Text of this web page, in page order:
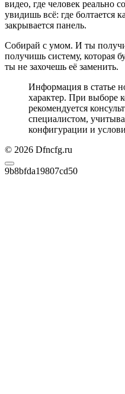
видео, где человек реально
увидишь всё: где болтается
закрывается панель.
Собирай с умом. И ты
получишь систему, которая
ты не захочешь её заменить.
Информация в статье
характер. При выборе
рекомендуется
специалистом,
конфигурации и
© 2026 Dfncfg.ru
9b8bfda19807cd50